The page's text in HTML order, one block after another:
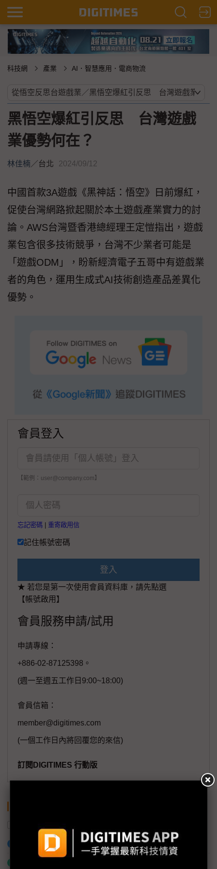
科技網 產業 AI．智慧應用．電商物流
黑悟空爆紅引反思 台灣遊戲
業優勢何在？
林佳楠／台北 2024/09/12
中國首款3A遊戲《黑神話：悟空》日前爆紅，
促使台灣網路掀起關於本土遊戲產業實力的討
論。AWS台灣暨香港總經理王定愷指出，遊戲
業包含很多技術競爭，台灣不少業者可能是
「遊戲ODM」，盼新經濟電子五哥中有遊戲業
者的角色，運用生成式AI技術創造產品差異化
優勢。
會員登入
【範例：user@company.com】
忘記密碼 重寄啟用信
記住帳號密碼
登入
★ 若您是第一次使用會員資料庫，請先點選
【帳號啟用】
會員服務申請/試用
申請專線：
+886-02-87125398。
(週一至週五工作日9:00~18:00)
會員信箱：
member@digitimes.com
(一個工作日內將回覆您的來信)
訂閱DIGITIMES 行動版
加入已選取到「關鍵字追蹤」